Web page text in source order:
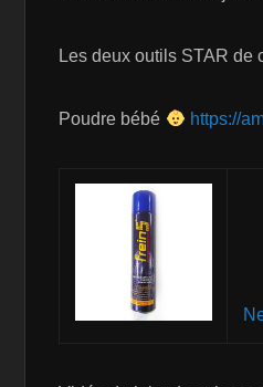
Les deux outils STAR de
Poudre bébé https://